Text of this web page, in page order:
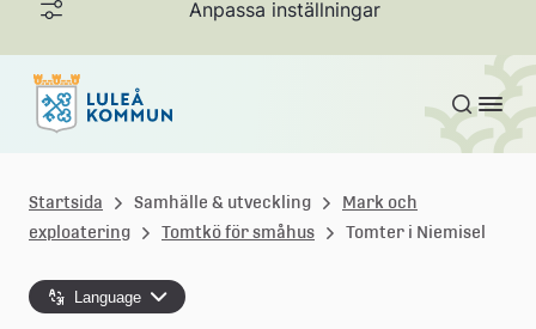
Anpassa inställningar
Gå till innehållet
u
l
e
Startsida Samhälle & utveckling
Mark och
exploatering
Tomtkö för småhus Tomter i Niemisel
Language